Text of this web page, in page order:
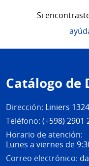
Si
de
página
Catálogo de
Dirección: Liniers
Teléfono: (+598) 2901
Horario de atención:
Lunes a viernes de
Correo electrónico: